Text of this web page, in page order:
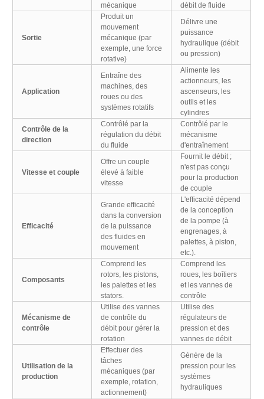
mécanique
débit de fluide
Sortie
Produit un
mouvement
mécanique (par
exemple, une force
rotative)
Délivre une
puissance
hydraulique (débit
ou pression)
Application
Entraîne des
machines, des
roues ou des
systèmes rotatifs
Alimente les
actionneurs, les
ascenseurs, les
outils et les
cylindres
Contrôle de la
direction
Contrôlé par la
régulation du débit
du fluide
Contrôlé par le
mécanisme
d'entraînement
Vitesse et couple
Offre un couple
élevé à faible
vitesse
Fournit le débit ;
n'est pas conçu
pour la production
de couple
Efficacité
Grande efficacité
dans la conversion
de la puissance
des fluides en
mouvement
L'efficacité dépend
de la conception
de la pompe (à
engrenages, à
palettes, à piston,
etc.).
Composants
Comprend les
rotors, les pistons,
les palettes et les
stators.
Comprend les
roues, les boîtiers
et les vannes de
contrôle
Mécanisme de
contrôle
Utilise des vannes
de contrôle du
débit pour gérer la
rotation
Utilise des
régulateurs de
pression et des
vannes de débit
Utilisation de la
production
Effectuer des
tâches
mécaniques (par
exemple, rotation,
actionnement)
Génère de la
pression pour les
systèmes
hydrauliques